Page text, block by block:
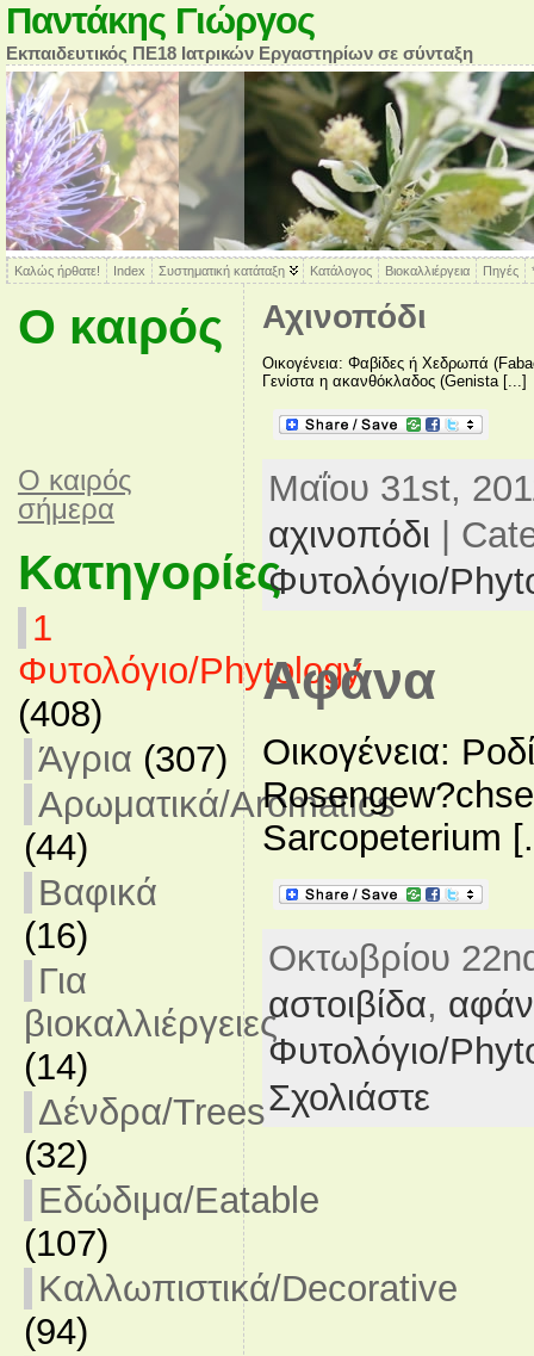
Παντάκης Γιώργος
Εκπαιδευτικός ΠΕ18 Ιατρικών Εργαστηρίων σε σύνταξη
Καλώς ήρθατε! Index Συστηματική κατάταξη Κατάλογος Βιοκαλλιέργεια Πηγές
Ο καιρός
O καιρός
σήμερα
Κατηγορίες
1
Φυτολόγιο/Phytology
(408)
Άγρια (307)
Αρωματικά/Aromatics
(44)
Βαφικά
(16)
Για
βιοκαλλιέργειες
(14)
Δένδρα/Trees
(32)
Εδώδιμα/Eatable
(107)
Καλλωπιστικά/Decorative
(94)
Αχινοπόδι
Οικογένεια: Φαβίδες ή Χεδρωπά
Γενίστα η ακανθόκλαδος (Genista [...]
Μαΐου 31st,
αχινοπόδι |
Φυτολόγιο/
Αφάνα
Οικογένεια:
Sarcopeterium
Οκτωβρίου
αστοιβίδα,
Φυτολόγιο/
Σχολιάστε